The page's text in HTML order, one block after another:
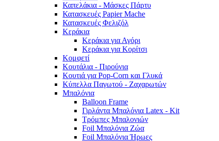
Καπελάκια - Μάσκες Πάρτυ
Κατασκευές Papier Mache
Κατασκευές Φελιζόλ
Κεράκια
Κεράκια για Αγόρι
Κεράκια για Κορίτσι
Κομφετί
Κουτάλια - Πιρούνια
Κουτιά για Pop-Corn και Γλυκά
Κύπελλα Παγωτού - Ζαχαρωτών
Μπαλόνια
Balloon Frame
Γιρλάντα Μπαλόνια Latex - Kit
Τρόμπες Μπαλονιών
Foil Μπαλόνια Ζώα
Foil Μπαλόνια Ήρωες